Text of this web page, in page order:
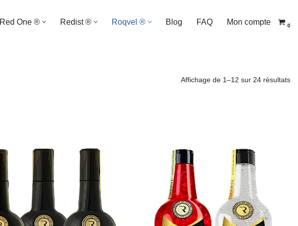
Red One ® Redist ® Roqvel ® Blog FAQ Mon compte 0
Affichage de 1–12 sur 24 résultats